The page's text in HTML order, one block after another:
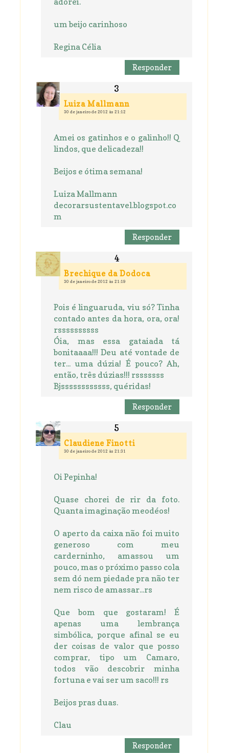
um beijo carinhoso
Regina Célia
Responder
Luiza Mallmann
30 de janeiro de 2012 às 21:12
Amei os gatinhos e o galinho!! Q
lindos, que delicadeza!!
Beijos e ótima semana!
Luiza Mallmann
decorarsustentavel.blogspot.co
m
Responder
Brechique da Dodoca
30 de janeiro de 2012 às 21:19
Pois é linguaruda, viu só? Tinha
contado antes da hora, ora, ora!
rssssssssss
Óia, mas essa gataiada tá
bonitaaaa!!! Deu até vontade de
ter... uma dúzia! É pouco? Ah,
então, três dúzias!!! rsssssss
Bjssssssssssss, quéridas!
Responder
Claudiene Finotti
30 de janeiro de 2012 às 21:31
Oi Pepinha!
Quase chorei de rir da foto.
Quanta imaginação meodéos!
O aperto da caixa não foi muito
generoso com meu
carderninho, amassou um
pouco, mas o próximo passo cola
sem dó nem piedade pra não ter
nem risco de amassar...rs
Que bom que gostaram! É
apenas uma lembrança
simbólica, porque afinal se eu
der coisas de valor que posso
comprar, tipo um Camaro,
todos vão descobrir minha
fortuna e vai ser um saco!!! rs
Beijos pras duas.
Clau
Responder